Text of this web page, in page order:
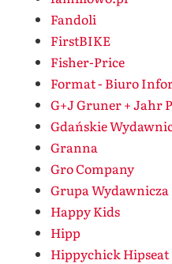
Fandoli
FirstBIKE
Fisher-Price
Format - Biuro
G+J Gruner + Jahr
Gdańskie
Granna
Gro Company
Grupa Wydawnicza
Happy Kids
Hipp
Hippychick Hipseat